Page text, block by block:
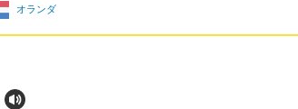
オランダ